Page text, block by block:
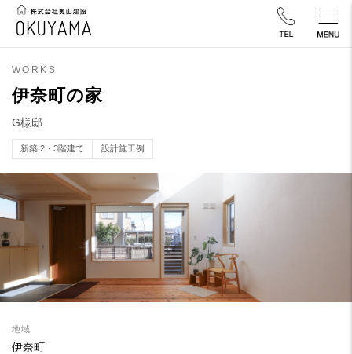
WORKS
伊奈町の家
G様邸
新築 2・3階建て 設計施工例
地域
伊奈町